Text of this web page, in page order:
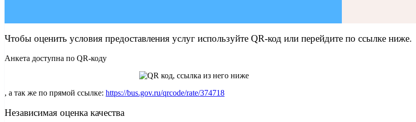
Чтобы оценить условия предоставления услуг используйте QR-код или перейдите по ссылке ниже.
Анкета доступна по QR-коду
, а так же по прямой ссылке: https://bus.gov.ru/qrcode/rate/374718
Независимая оценка качества